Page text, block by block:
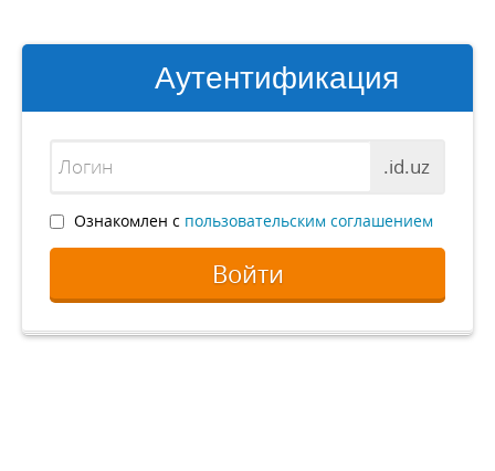
Аутентификация
.id.uz
Ознакомлен с пользовательским соглашением
Войти